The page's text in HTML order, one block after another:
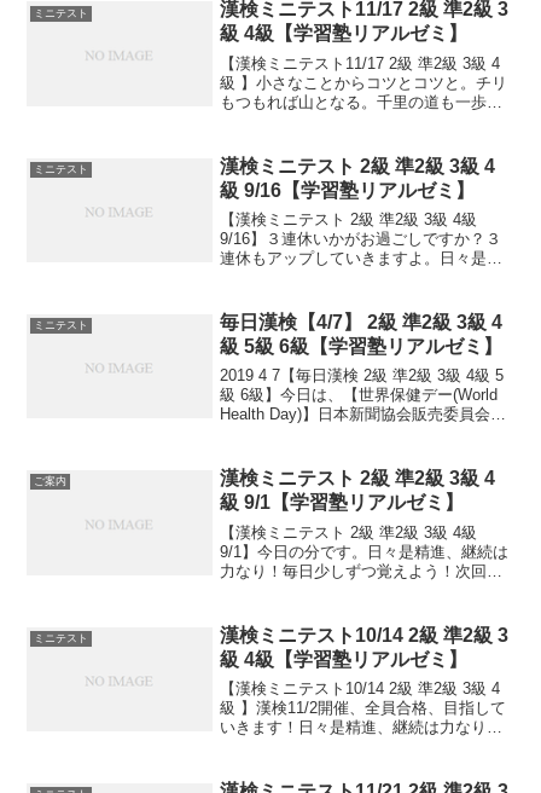
ミニテスト
漢検ミニテスト11/17 2級 準2級 3
級 4級【学習塾リアルゼミ】
【漢検ミニテスト11/17 2級 準2級 3級 4
級 】小さなことからコツとコツと。チリ
もつもれば山となる。千里の道も一歩か
ミニテスト
漢検ミニテスト 2級 準2級 3級 4
級 9/16【学習塾リアルゼミ】
【漢検ミニテスト 2級 準2級 3級 4級
9/16】３連休いかがお過ごしですか？３
連休もアップしていきますよ。日々是精
か？受験希望の方、とりあえず連絡お待
ちしてます...
ミニテスト
毎日漢検【4/7】 2級 準2級 3級 4
級 5級 6級【学習塾リアルゼミ】
2019 4 7【毎日漢検 2級 準2級 3級 4級 5
級 6級】今日は、【世界保健デー(World
Health Day)】日本新聞協会販売委員会が
す人が...
ご案内
漢検ミニテスト 2級 準2級 3級 4
級 9/1【学習塾リアルゼミ】
【漢検ミニテスト 2級 準2級 3級 4級
9/1】今日の分です。日々是精進、継続は
力なり！毎日少しずつ覚えよう！次回は
ミニテスト
漢検ミニテスト10/14 2級 準2級 3
級 4級【学習塾リアルゼミ】
【漢検ミニテスト10/14 2級 準2級 3級 4
級 】漢検11/2開催、全員合格、目指して
いきます！日々是精進、継続は力なり！